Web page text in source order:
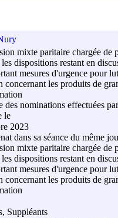
mixte paritaire chargée de
dispositions restant en
mesures d'urgence pour
concernant les produits de
des nominations effectuées
le
2023
dans sa séance du même
mixte paritaire chargée de
dispositions restant en
mesures d'urgence pour
concernant les produits de
Suppléants